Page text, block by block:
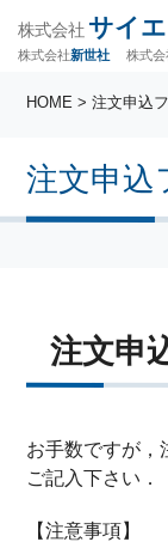
株式会社 サイ
株式会社新世社 株式会
注文申込
HOME > 注文申込
注文申
お手数ですが，
ご記入下さい．
【注意事項】